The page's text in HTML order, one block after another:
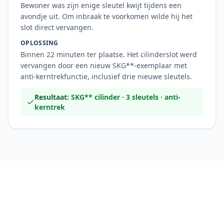
Bewoner was zijn enige sleutel kwijt tijdens een
avondje uit. Om inbraak te voorkomen wilde hij het
slot direct vervangen.
OPLOSSING
Binnen 22 minuten ter plaatse. Het cilinderslot werd
vervangen door een nieuw SKG**-exemplaar met
anti-kerntrekfunctie, inclusief drie nieuwe sleutels.
Resultaat: SKG** cilinder · 3 sleutels · anti-
kerntrek